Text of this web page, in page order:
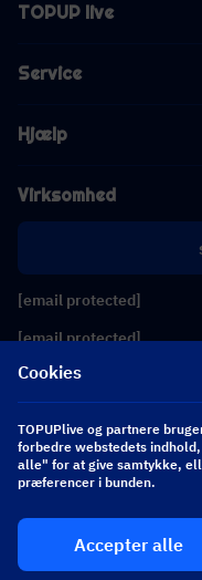
$ 0.00
TOPUP live
Service
Hjælp
Virksomhed
[email protected]
[email protected]
Følg os
Copyright 2026 SEA WHALE
Cookies
TOPUPlive og partnere
forbedre webstedets
alle" for at give samtykke,
præferencer i bunden.
Accepter alle